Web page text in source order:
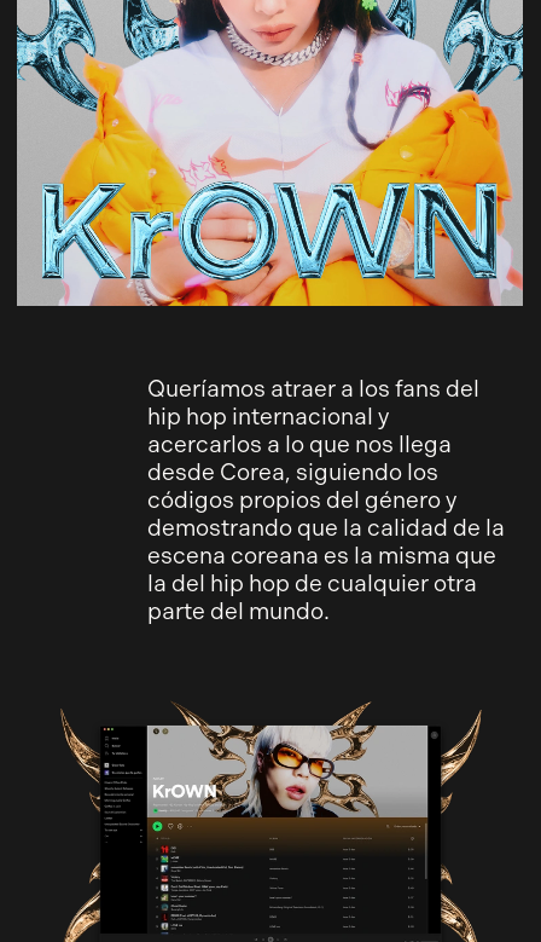
Queríamos atraer a los fans del
hip hop internacional y
acercarlos a lo que nos llega
desde Corea, siguiendo los
códigos propios del género y
demostrando que la calidad de la
escena coreana es la misma que
la del hip hop de cualquier otra
parte del mundo.